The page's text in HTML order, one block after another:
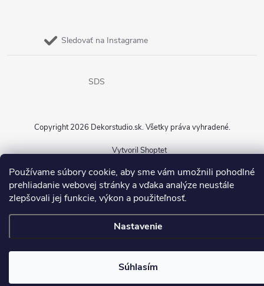
Používame súbory cookie, aby sme vám umožnili pohodlné
prehliadanie webovej stránky a vďaka analýze neustále
zlepšovali jej funkcie, výkon a použiteľnosť.
Nastavenie
Súhlasím
Sledovať na Instagrame
SDS
Vytvoril Shoptet
Copyright 2026 Dekorstudio.sk. Všetky práva vyhradené.